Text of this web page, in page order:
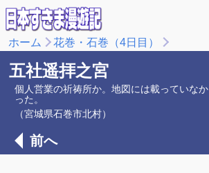
ホーム 花巻・石巻（4日目）
五社遥拝之宮
個人営業の祈祷所か。地図には載っていなか
った。
（宮城県石巻市北村）
前へ